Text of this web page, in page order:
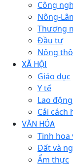
Công
Nông-
Thương
Đầu tư
Nông
XÃ HỘI
Giáo dục
Y tế
Lao
Cải cách
VĂN HÓA
Tinh hoa
Đất và
Ẩm thực